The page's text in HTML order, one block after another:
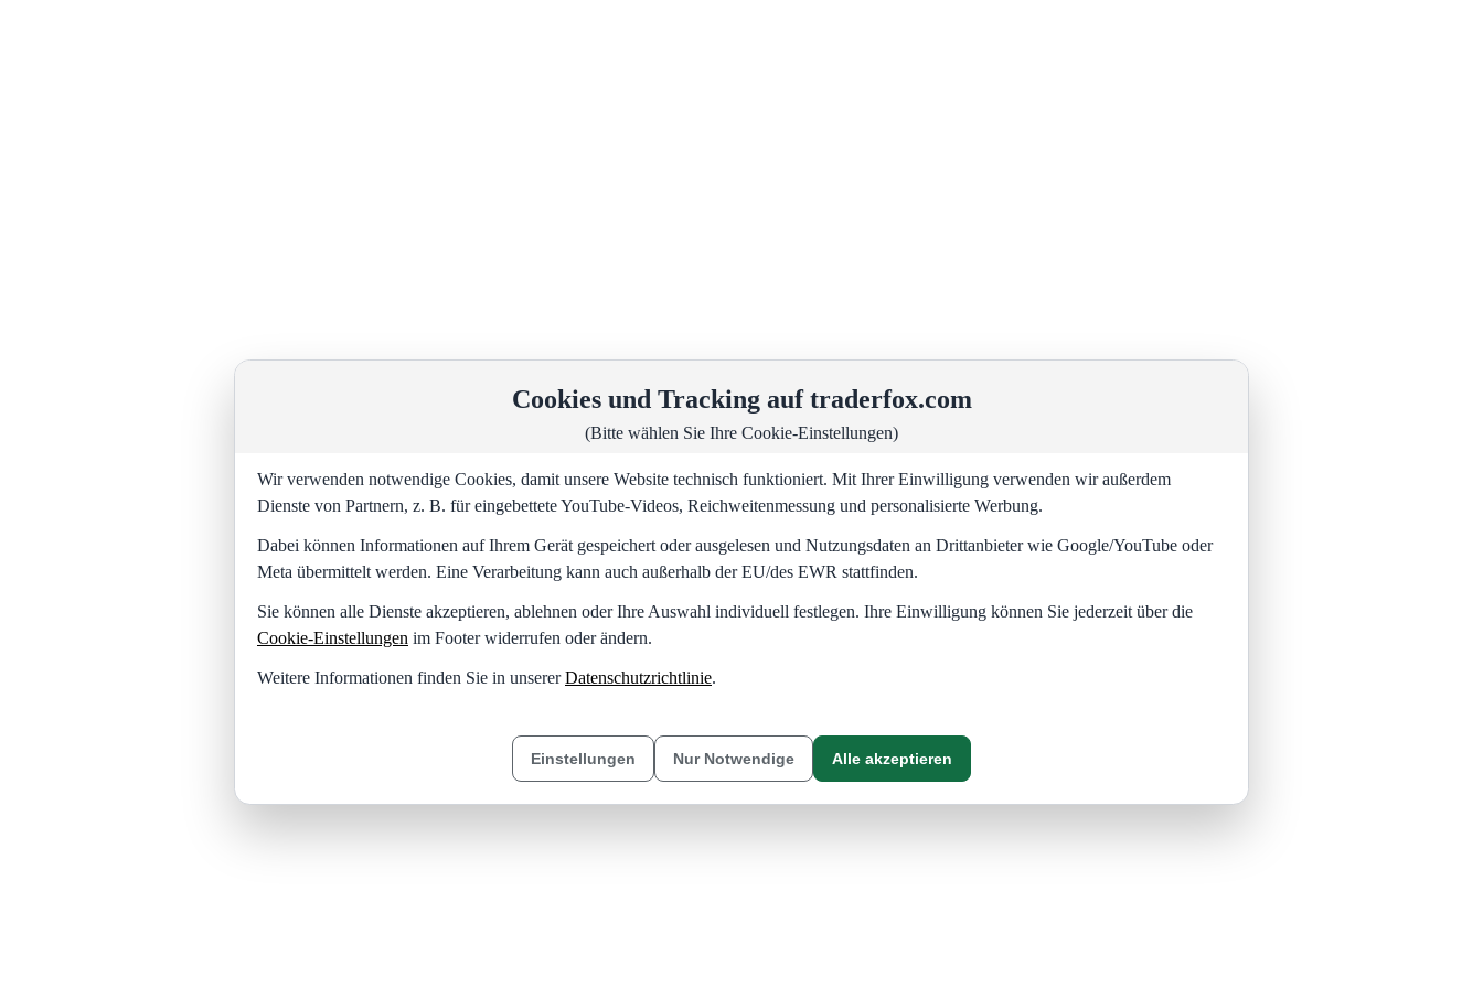
Cookies und Tracking auf traderfox.com
(Bitte wählen Sie Ihre Cookie-Einstellungen)
Wir verwenden notwendige Cookies, damit unsere Website technisch funktioniert. Mit Ihrer Einwilligung verwenden wir außerdem
Dienste von Partnern, z. B. für eingebettete YouTube-Videos, Reichweitenmessung und personalisierte Werbung.
Dabei können Informationen auf Ihrem Gerät gespeichert oder ausgelesen und Nutzungsdaten an Drittanbieter wie Google/YouTube oder
Meta übermittelt werden. Eine Verarbeitung kann auch außerhalb der EU/des EWR stattfinden.
Sie können alle Dienste akzeptieren, ablehnen oder Ihre Auswahl individuell festlegen. Ihre Einwilligung können Sie jederzeit über die
Cookie-Einstellungen im Footer widerrufen oder ändern.
Weitere Informationen finden Sie in unsererDatenschutzrichtlinie.
Einstellungen Nur Notwendige Alle akzeptieren